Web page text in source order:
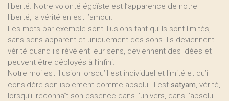
liberté. Notre volonté égoïste est l’apparence de notre
liberté, la vérité en est l’amour.
Les mots par exemple sont illusions tant qu’ils sont limités,
sans sens apparent et uniquement des sons. Ils deviennent
vérité quand ils révèlent leur sens, deviennent des idées et
peuvent être déployés à l’infini.
Notre moi est illusion lorsqu’il est individuel et limité et qu’il
considère son isolement comme absolu. Il est satyam, vérité,
lorsqu’il reconnaît son essence dans l’univers, dans l’absolu